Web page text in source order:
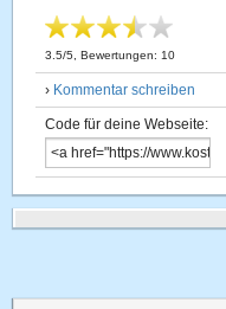
3.5/5 , Bewertungen: 10
› Kommentar schreiben
Code für deine Webseite: